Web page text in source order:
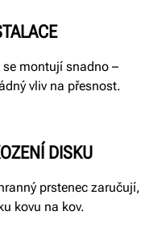
montují snadno –
vliv na přesnost.
DISKU
prstenec zaručují,
kovu na kov.